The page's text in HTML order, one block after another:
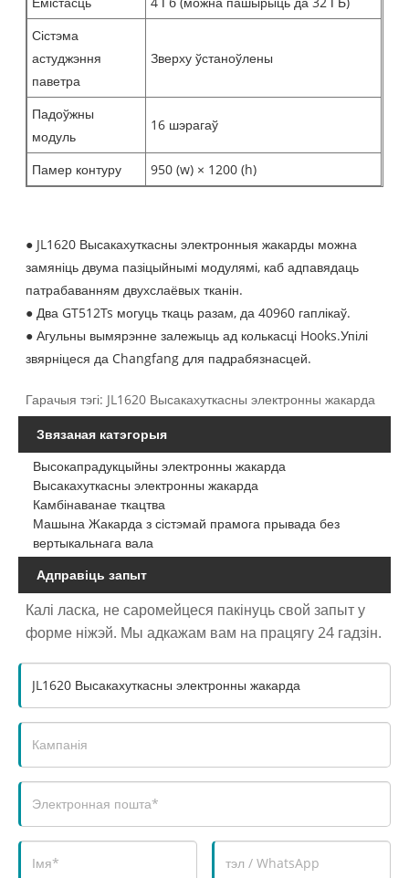
Сістэма
астуджэння
паветра
Зверху ўстаноўлены
Падоўжны
модуль
16 шэрагаў
Памер контуру 950 (w) × 1200 (h)
● JL1620 Высакахуткасны электронныя жакарды можна
замяніць двума пазіцыйнымі модулямі, каб адпавядаць
патрабаванням двухслаёвых тканін.
● Два GT512Ts могуць ткаць разам, да 40960 гаплікаў.
● Агульны вымярэнне залежыць ад колькасці Hooks.Упілі
звярніцеся да Changfang для падрабязнасцей.
Гарачыя тэгі: JL1620 Высакахуткасны электронны жакарда
Звязаная катэгорыя
Высокапрадукцыйны электронны жакарда
Высакахуткасны электронны жакарда
Камбінаванае ткацтва
Машына Жакарда з сістэмай прамога прывада без
вертыкальнага вала
Адправіць запыт
Калі ласка, не саромейцеся пакінуць свой запыт у
форме ніжэй. Мы адкажам вам на працягу 24 гадзін.